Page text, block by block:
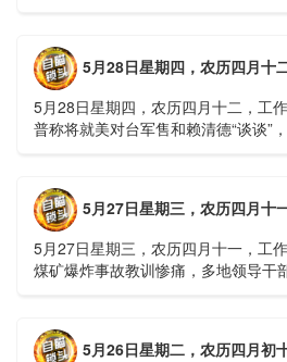
5月28日星期四，农历四月十
5月28日星期四，农历四月十二，工
普称将就美对台军售和赖清德“谈谈”
5月27日星期三，农历四月十
5月27日星期三，农历四月十一，工
煤矿爆炸事故教训惨痛，多地领导干
5月26日星期二，农历四月初